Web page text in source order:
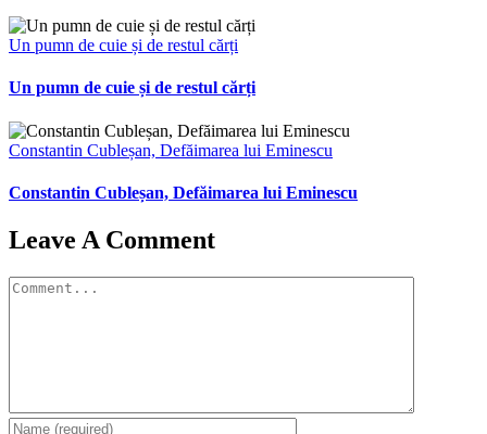
Un pumn de cuie și de restul cărți
Un pumn de cuie și de restul cărți
Constantin Cubleșan, Defăimarea lui Eminescu
Constantin Cubleșan, Defăimarea lui Eminescu
Leave A Comment
Comment